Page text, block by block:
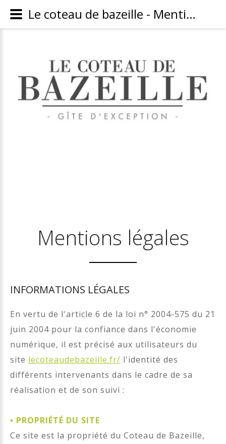
Mentions légales
INFORMATIONS LÉGALES
En vertu de l'article 6 de la loi n° 2004-575 du 21
juin 2004 pour la confiance dans l'économie
numérique, il est précisé aux utilisateurs du
site lecoteaudebazeille.fr/ l'identité des
différents intervenants dans le cadre de sa
réalisation et de son suivi :
• PROPRIÉTÉ DU SITE
Ce site est la propriété du Coteau de Bazeille,
Le coteau de bazeille - Mentions légales